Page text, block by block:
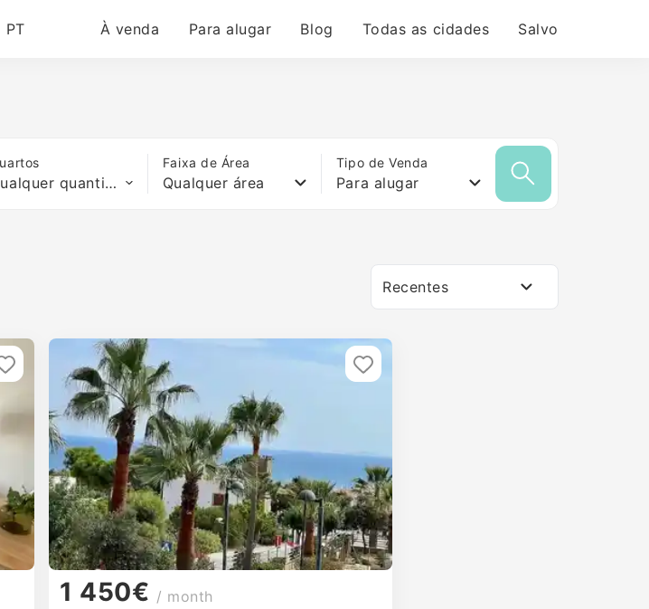
PT À venda Para alugar Blog Todas as cidades Salvo
Qualquer quantidade de quartos
Faixa de Área
Qualquer área
Tipo de Venda
Para alugar
Recentes
1 450€ / month